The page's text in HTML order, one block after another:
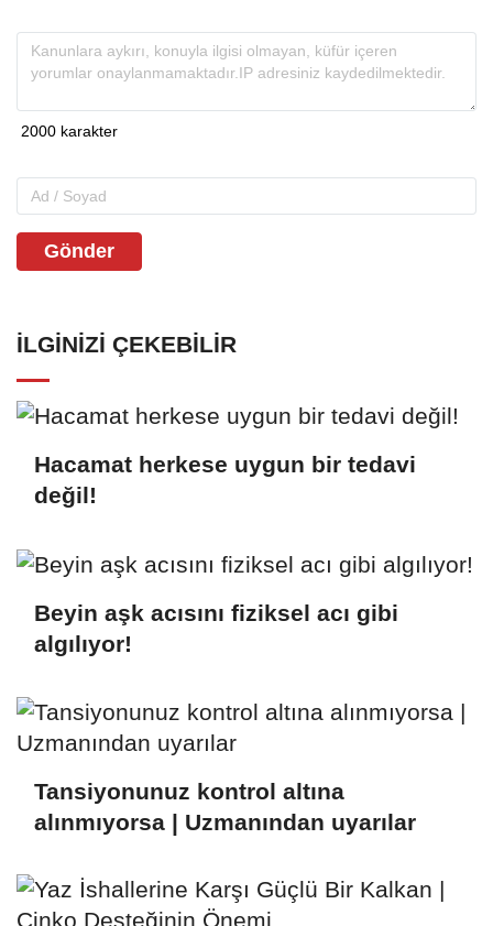
Gönder
İLGINIZI ÇEKEBILIR
Hacamat herkese uygun bir tedavi
değil!
Beyin aşk acısını fiziksel acı gibi
algılıyor!
Tansiyonunuz kontrol altına
alınmıyorsa | Uzmanından uyarılar